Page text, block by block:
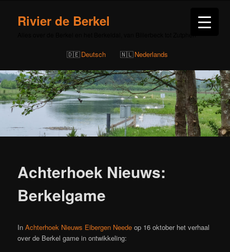
Rivier de Berkel
Deutsch Nederlands
Achterhoek Nieuws:
Berkelgame
InAchterhoek Nieuws Eibergen Neede op 16 oktober het verhaal
over de Berkel game in ontwikkeling: